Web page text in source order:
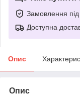
Замовлення
Доступна
Опис
Опис